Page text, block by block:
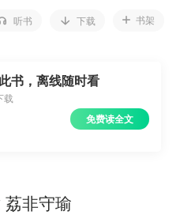
听书 下载 书架
书，离线随时看
载
免费读全文
非守瑜